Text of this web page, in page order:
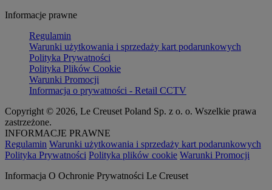
Informacje prawne
Regulamin
Warunki użytkowania i sprzedaży kart podarunkowych
Polityka Prywatności
Polityka Plików Cookie
Warunki Promocji
Informacja o prywatności - Retail CCTV
Copyright © 2026, Le Creuset Poland Sp. z o. o. Wszelkie prawa
zastrzeżone.
INFORMACJE PRAWNE
Regulamin Warunki użytkowania i sprzedaży kart podarunkowych
Polityka Prywatności Polityka plików cookie Warunki Promocji
Informacja O Ochronie Prywatności Le Creuset